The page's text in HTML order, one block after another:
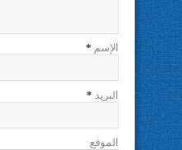
الإسم *
البريد *
الموقع